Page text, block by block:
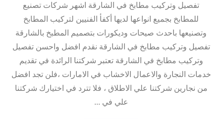
تفصيل وتركيب مطابخ في الشارقة اشهر شركات تصنيع
للمطابخ بجميع انواعها لديها أكفأ الفنيين لتركيب المطابخ
وتصنيعها باحدث صيحات وديكورات بتصميم المطبخ بالشارقة
تفصيل وتركيب مطابخ في الشارقة نقدم افضل واحسن تفصيل
وتركيب مطابخ في الشارقة تعتبر شركتنا الرائدة في تقديم
خدمات النجارة والاعمال الاخشاب في الامارات ،فلن تجد افضل
من نجارين شركتنا علي الاطلاق ، فلا تترد في اختيارك شركتنا
علي في ...